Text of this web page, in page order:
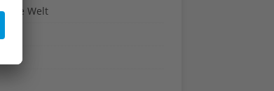
die Welt